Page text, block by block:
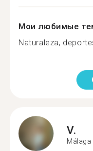
Мои любимые
Naturaleza,
V.
Málaga